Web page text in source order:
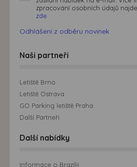
zpracování osobních údajů
zde.
Odhlášení z odběru novinek
Naši partneři
Letiště Brno
Letiště Ostrava
GO Parking letiště Praha
Další Partneři
Další nabídky
Informace o Brazílii